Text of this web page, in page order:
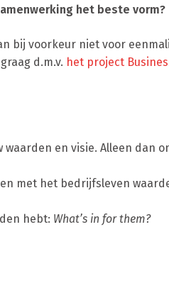
het beste vorm?
bij voorkeur niet voor
d.m.v. het project
en visie. Alleen dan
met het bedrijfsleven
hebt: What’s in for them?